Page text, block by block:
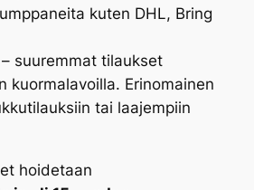
kuten DHL, Bring
– suuremmat tilaukset
kuormalavoilla. Erinomainen
tai laajempiin
hoidetaan